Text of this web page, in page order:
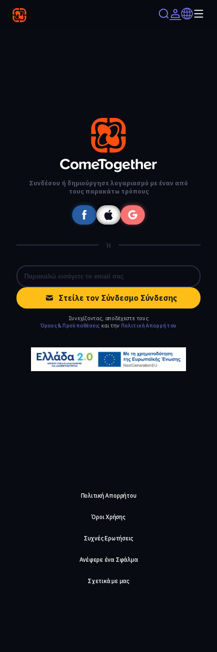
Συνδέσου ή δημιούργησε λογαριασμό με έναν από
τους παρακάτω τρόπους
Ή
Στείλε τον Σύνδεσμο Σύνδεσης
Συνεχίζοντας, αποδέχεστε τους
Όρους & Προϋποθέσεις και την Πολιτική Απορρήτου
Πολιτική Απορρήτου
Όροι Χρήσης
Συχνές Ερωτήσεις
Ανέφερε ένα Σφάλμα
Σχετικά με μας